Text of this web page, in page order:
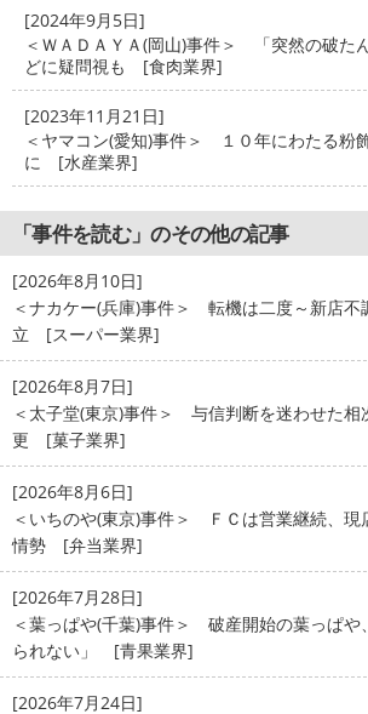
[2024年9月5日]
＜ＷＡＤＡＹＡ(岡山)事件＞ 「突然の破た
どに疑問視も [食肉業界]
[2023年11月21日]
＜ヤマコン(愛知)事件＞ １０年にわたる粉
に [水産業界]
「事件を読む」のその他の記事
[2026年8月10日]
＜ナカケー(兵庫)事件＞ 転機は二度～新店不
立 [スーパー業界]
[2026年8月7日]
＜太子堂(東京)事件＞ 与信判断を迷わせた相
更 [菓子業界]
[2026年8月6日]
＜いちのや(東京)事件＞ ＦＣは営業継続、現
情勢 [弁当業界]
[2026年7月28日]
＜葉っぱや(千葉)事件＞ 破産開始の葉っぱや
られない」 [青果業界]
[2026年7月24日]